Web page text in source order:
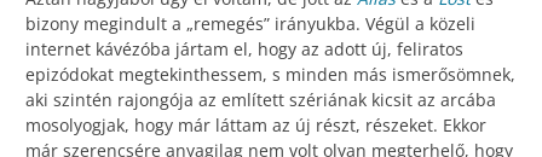
bizony megindult a „remegés” irányukba. Végül a közeli
internet kávézóba jártam el, hogy az adott új, feliratos
epizódokat megtekinthessem, s minden más ismerősömnek,
aki szintén rajongója az említett szériának kicsit az arcába
mosolyogjak, hogy már láttam az új részt, részeket. Ekkor
már szerencsére anyagilag nem volt olyan megterhelő, hogy